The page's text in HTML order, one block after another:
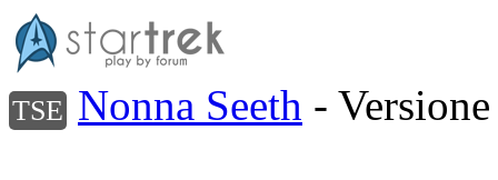
TSE Nonna Seeth -